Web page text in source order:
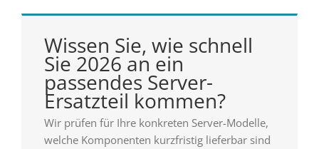
Wissen Sie, wie schnell
Sie 2026 an ein
passendes Server-
Ersatzteil kommen?
Wir prüfen für Ihre konkreten Server-Modelle,
welche Komponenten kurzfristig lieferbar sind